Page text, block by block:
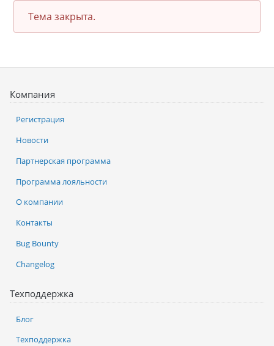
Тема закрыта.
Компания
Регистрация
Новости
Партнерская программа
Программа лояльности
О компании
Контакты
Bug Bounty
Changelog
Техподдержка
Блог
Техподдержка